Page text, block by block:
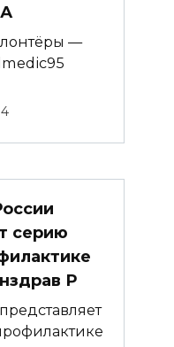
—
серию
Р